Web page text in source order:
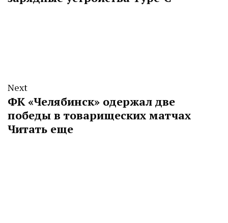
Next
ФК «Челябинск» одержал две
победы в товарищеских матчах
Читать еще